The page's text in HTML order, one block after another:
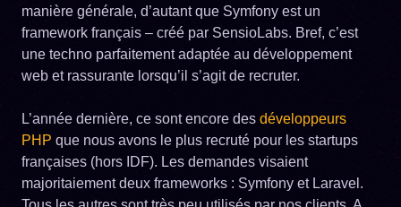
manière générale, d’autant que Symfony est un
framework français – créé par SensioLabs. Bref, c’est
une techno parfaitement adaptée au développement
web et rassurante lorsqu’il s’agit de recruter.
L’année dernière, ce sont encore des développeurs
PHP que nous avons le plus recruté pour les startups
françaises (hors IDF). Les demandes visaient
majoritaiement deux frameworks : Symfony et Laravel.